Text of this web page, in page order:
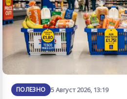
ПОЛЕЗНО 5 Август 2026, 13:19